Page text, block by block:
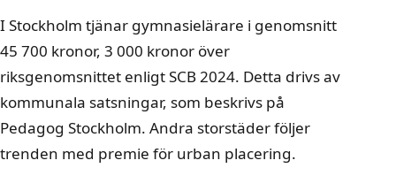
I Stockholm tjänar gymnasielärare i genomsnitt
45 700 kronor, 3 000 kronor över
riksgenomsnittet enligt SCB 2024. Detta drivs av
kommunala satsningar, som beskrivs på
Pedagog Stockholm. Andra storstäder följer
trenden med premie för urban placering.